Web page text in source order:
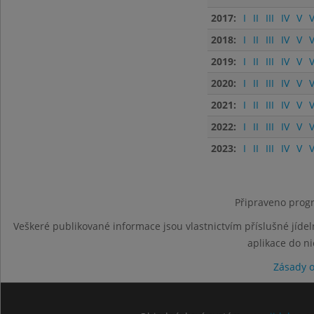
2017:
I II III IV V
2018:
I II III IV V
2019:
I II III IV V
2020:
I II III IV V
2021:
I II III IV V
2022:
I II III IV V
2023:
I II III IV V
Připraveno
Veškeré publikované informace jsou vlastnictvím příslušné
aplikace do
Zásady